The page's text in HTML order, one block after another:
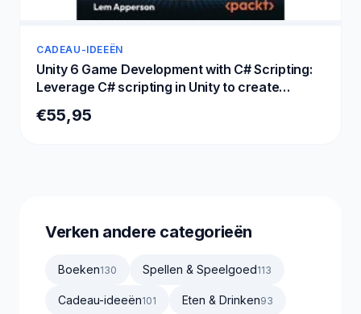
CADEAU-IDEEËN
Unity 6 Game Development with C# Scripting:
Leverage C# scripting in Unity to create
€55,95
Verken andere categorieën
Boeken130 Spellen & Speelgoed113
Cadeau-ideeën101 Eten & Drinken93